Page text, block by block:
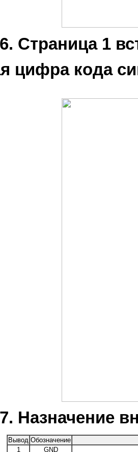
Страница 1
цифра кода
Назначение
Вывод Обозначение
1
GND